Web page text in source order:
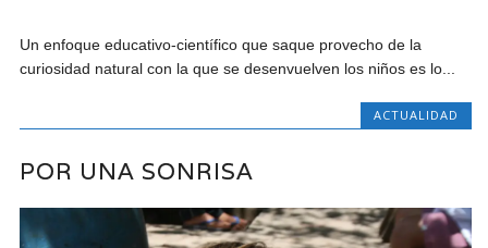
Un enfoque educativo-científico que saque provecho de la
curiosidad natural con la que se desenvuelven los niños es lo...
ACTUALIDAD
POR UNA SONRISA